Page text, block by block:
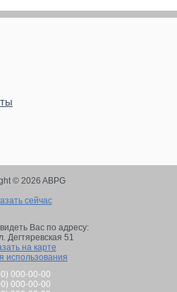
© 2026 ABPG
сейчас
Вас по адресу:
Дегтяревская 51
на карте
использования
000-00-00
000-00-00